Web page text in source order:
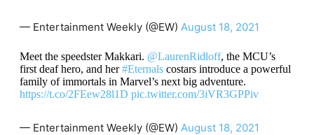
— Entertainment Weekly (@EW) August 18, 2021
Meet the speedster Makkari. @LaurenRidloff, the MCU’s
first deaf hero, and her#Eternalscostars introduce a powerful
family of immortals in Marvel’s next big adventure.
https://t.co/2FEew28l1D pic.twitter.com/3iVR3GPPiv
— Entertainment Weekly (@EW) August 18, 2021